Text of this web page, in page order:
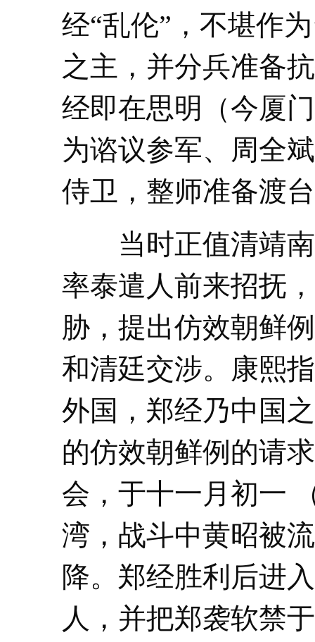
经“乱伦”，不堪作
之主，并分兵准备
经即在思明（今厦
为谘议参军、周全
侍卫，整师准备渡
当时正值清靖南
率泰遣人前来招抚
胁，提出仿效朝鲜
和清廷交涉。康熙
外国，郑经乃中国
的仿效朝鲜例的请
会，于十一月初一
湾，战斗中黄昭被
降。郑经胜利后进
人，并把郑袭软禁